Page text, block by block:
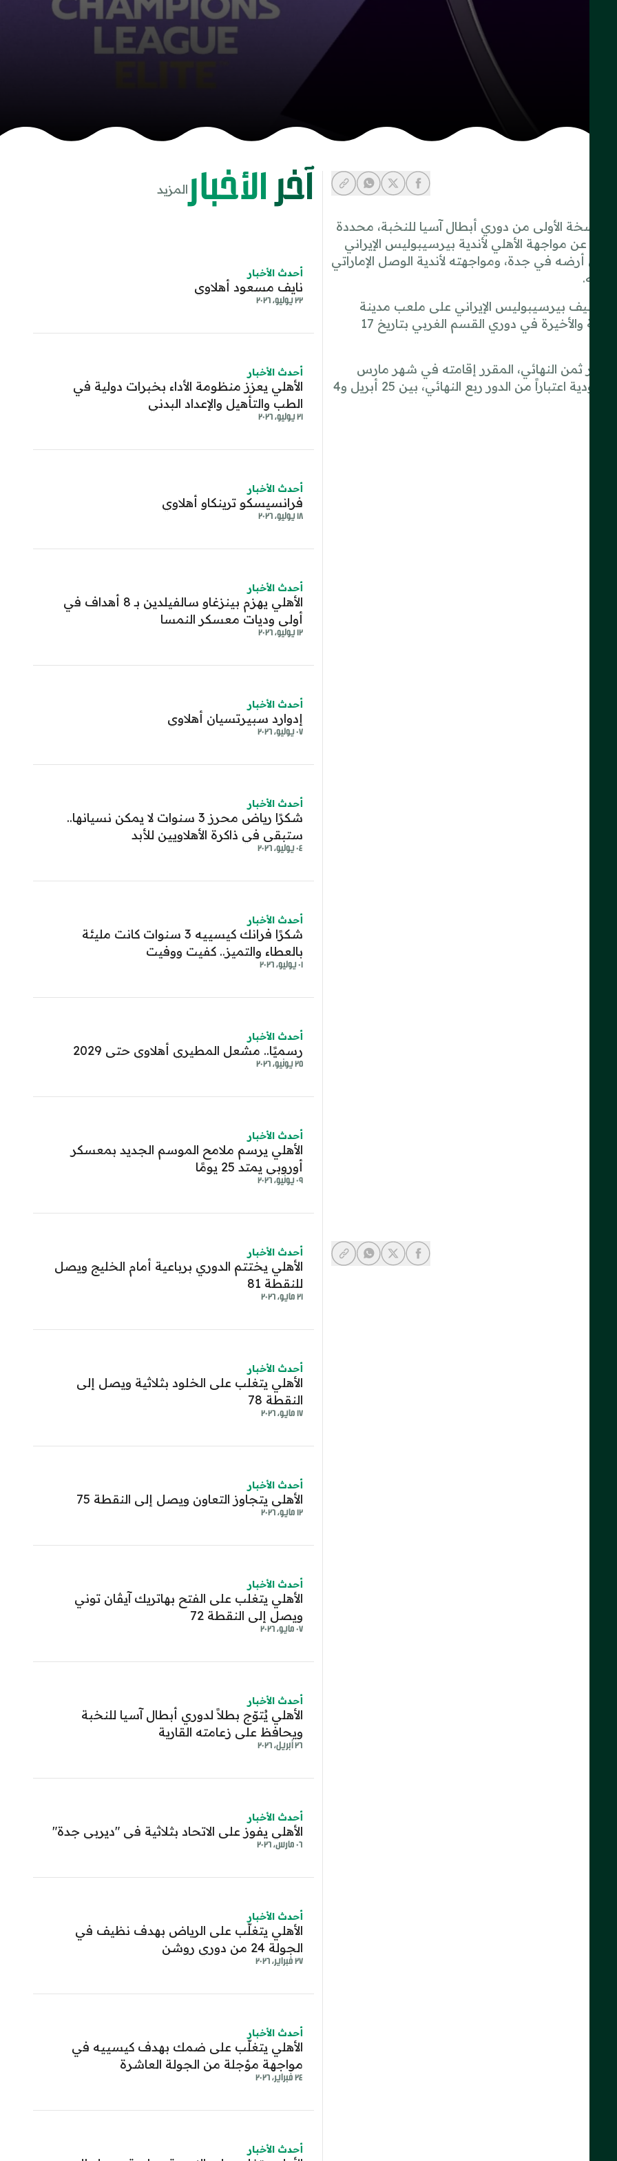
share-whatsapp
share-copy-link
النسخة الأولى من دوري أبطال آسيا للنخبة، محددة
عن مواجهة الأهلي لأندية بيرسيبوليس الإيراني
على أرضه في جدة، ومواجهته لأندية الوصل الإماراتي
أرضه.
مشواره يوم 16 سبتمبر 2024 حين يستضيف بيرسيبوليس الإيراني على ملعب مدينة
الملك عبدالله الرياضية في جدة، فيما يلعب مباراته الثامنة والأخيرة في دوري القسم الغربي بتاريخ 17
دوري القسم الغربي 12 نادياً، يتأهل منها 8 إلى الدور ثمن النهائي، المقرر إقامته في شهر مارس
2025، والذي يتبعه الأدوار النهائية بنظام التجمع في السعودية اعتباراً من الدور ربع النهائي، بين 25 أبريل و4
share-whatsapp
share-copy-link
آخر الأخبار المزيد
أحدث الأخبار
نايف مسعود أهلاوي
٢٢ يوليو، ٢٠٢٦
أحدث الأخبار
الأهلي يعزز منظومة الأداء بخبرات دولية في
الطب والتأهيل والإعداد البدني
٢١ يوليو، ٢٠٢٦
أحدث الأخبار
فرانسيسكو ترينكاو أهلاوي
١٨ يوليو، ٢٠٢٦
أحدث الأخبار
الأهلي يهزم بينزغاو سالفيلدين بـ 8 أهداف في
أولى وديات معسكر النمسا
١٢ يوليو، ٢٠٢٦
أحدث الأخبار
إدوارد سبيرتسيان أهلاوي
٠٧ يوليو، ٢٠٢٦
أحدث الأخبار
شكرًا رياض محرز 3 سنوات لا يمكن نسيانها..
ستبقى في ذاكرة الأهلاويين للأبد
٠٤ يوليو، ٢٠٢٦
أحدث الأخبار
شكرًا فرانك كيسييه 3 سنوات كانت مليئة
بالعطاء والتميز.. كفيت ووفيت
٠١ يوليو، ٢٠٢٦
أحدث الأخبار
رسميًا.. مشعل المطيري أهلاوي حتى 2029
٢٥ يونيو، ٢٠٢٦
أحدث الأخبار
الأهلي يرسم ملامح الموسم الجديد بمعسكر
أوروبي يمتد 25 يومًا
٠٩ يونيو، ٢٠٢٦
أحدث الأخبار
الأهلي يختتم الدوري برباعية أمام الخليج ويصل
للنقطة 81
٢١ مايو، ٢٠٢٦
أحدث الأخبار
الأهلي يتغلب على الخلود بثلاثية ويصل إلى
النقطة 78
١٧ مايو، ٢٠٢٦
أحدث الأخبار
الأهلي يتجاوز التعاون ويصل إلى النقطة 75
١٢ مايو، ٢٠٢٦
أحدث الأخبار
الأهلي يتغلب على الفتح بهاتريك آيڤان توني
ويصل إلى النقطة 72
٠٧ مايو، ٢٠٢٦
أحدث الأخبار
الأهلي يُتوّج بطلاً لدوري أبطال آسيا للنخبة
ويحافظ على زعامته القارية
٢٦ أبريل، ٢٠٢٦
أحدث الأخبار
الأهلي يفوز على الاتحاد بثلاثية في "ديربي جدة"
٠٦ مارس، ٢٠٢٦
أحدث الأخبار
الأهلي يتغلّب على الرياض بهدف نظيف في
الجولة 24 من دوري روشن
٢٧ فبراير، ٢٠٢٦
أحدث الأخبار
الأهلي يتغلّب على ضمك بهدف كيسييه في
مواجهة مؤجلة من الجولة العاشرة
٢٤ فبراير، ٢٠٢٦
أحدث الأخبار